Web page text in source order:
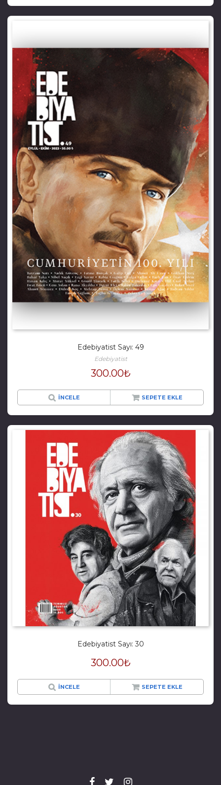
Edebiyatist Sayı: 49
Edebiyatist
300.00₺
İNCELE SEPETE EKLE
Edebiyatist Sayı: 30
300.00₺
İNCELE SEPETE EKLE